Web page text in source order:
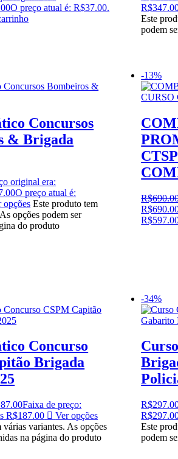
O preço atual é: R$37.00.
Este
podem
Concursos
& Brigada
original era:
O preço atual é:
opções Este produto tem
opções podem ser
do produto
-13%
R$
Concurso
Brigada
Faixa de preço:
R$187.00
Ver opções
várias variantes. As opções
na página do produto
-34%
R$
Este
podem